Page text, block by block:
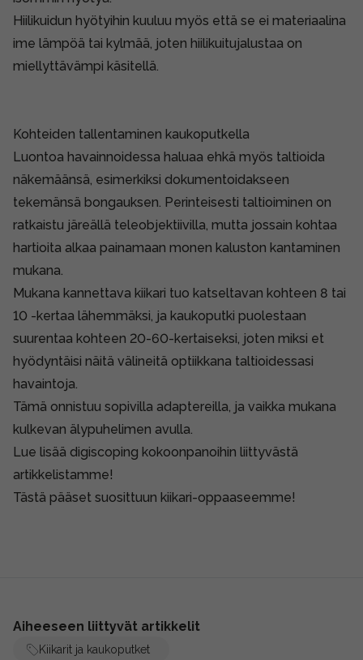
Hiilikuidun hyötyihin kuuluu myös että se ei materiaalina
ime lämpöä tai kylmää, joten hiilikuitujalustaa on
miellyttävämpi käsitellä.
Kohteiden tallentaminen kaukoputkella
Luontoa havainnoidessa haluaa ehkä myös taltioida
näkemäänsä, esimerkiksi dokumentoidakseen
tekemänsä bongauksen. Perinteisesti taltioiminen on
ratkaistu järeällä teleobjektiivilla, mutta jossain kohtaa
hartioita alkaa painamaan monen kaluston kantaminen
mukana.
Mukana kannettava kiikari tuo katseltavan kohteen 8 tai
10 -kertaa lähemmäksi, ja kaukoputki puolestaan
suurentaa kohteen 20-60-kertaiseksi, joten miksi et
hyödyntäisi näitä välineitä optiikkana taltioidessasi
havaintoja.
Tämä onnistuu sopivilla adaptereilla, ja vaikka mukana
kulkevan älypuhelimen avulla.
Lue lisää digiscoping kokoonpanoihin liittyvästä
artikkelistamme!
Tästä pääset suosittuun kiikari-oppaaseemme!
Aiheeseen liittyvät artikkelit
Kiikarit ja kaukoputket